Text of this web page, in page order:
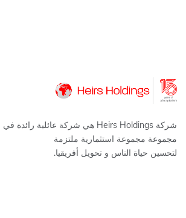
شركة Heirs Holdings هي شركة عائلية رائدة في مجال
مجموعة مجموعة استثمارية ملتزمة
لتحسين حياة الناس و تحويل أفريقيا.